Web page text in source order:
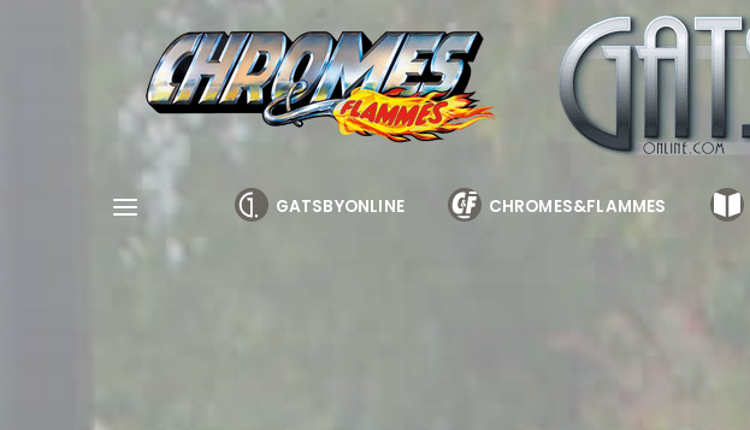
GATSBYONLINE CHROMES&FLAMMES
Cookies management panel